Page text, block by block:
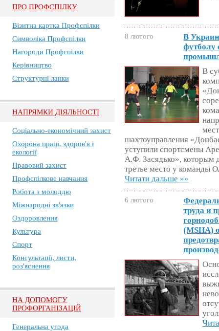
ПРО ПРОФСПIЛКУ
Візитна картка Профспілки
Символіка Профспілки
Нагороди Профспілки
Керівництво
Структурні ланки
НАПРЯМКИ ДІЯЛЬНОСТІ
Соціально-економічний захист
Охорона праці, здоров'я і
екології
Правовий захист
Профспілкове навчання
Робота з молоддю
Міжнародні зв'язки
Оздоровлення
Культура
Спорт
Консультації, листи,
роз'яснення
НА ДОПОМОГУ
ПРОФОРГАНІЗАЦІЙ
Генеральна угода
8 лютого
В
футболу
В
шахтоуправления
уступили спортсмены
А.Ф. Засядько», которым
третье место у команды
Читати дальше »»
6 лютого
труда и
(MSHA)